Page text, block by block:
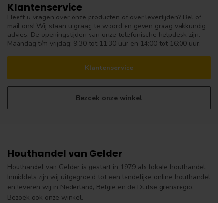
Klantenservice
Heeft u vragen over onze producten of over levertijden? Bel of
mail ons! Wij staan u graag te woord en geven graag vakkundig
advies. De openingstijden van onze telefonische helpdesk zijn:
Maandag t/m vrijdag: 9:30 tot 11:30 uur en 14:00 tot 16:00 uur.
Klantenservice
Bezoek onze winkel
Houthandel van Gelder
Houthandel van Gelder is gestart in 1979 als lokale houthandel.
Inmiddels zijn wij uitgegroeid tot een landelijke online houthandel
en leveren wij in Nederland, België en de Duitse grensregio.
Bezoek ook onze winkel.